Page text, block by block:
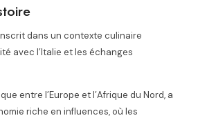
dans un contexte culinaire
avec l’Italie et les échanges
entre l’Europe et l’Afrique du Nord, a
riche en influences, où les